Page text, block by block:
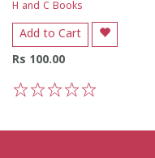
H and C Books
Add to Cart
Rs 100.00